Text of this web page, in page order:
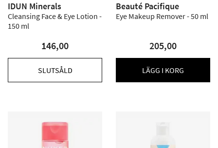
IDUN Minerals
Cleansing Face & Eye Lotion -
150 ml
146,00
SLUTSÅLD
Beauté Pacifique
Eye Makeup Remover - 50 ml
205,00
LÄGG I KORG